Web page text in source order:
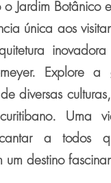
Jardim Botânico
única aos
Explore a
diversas
Uma
a todos
destino